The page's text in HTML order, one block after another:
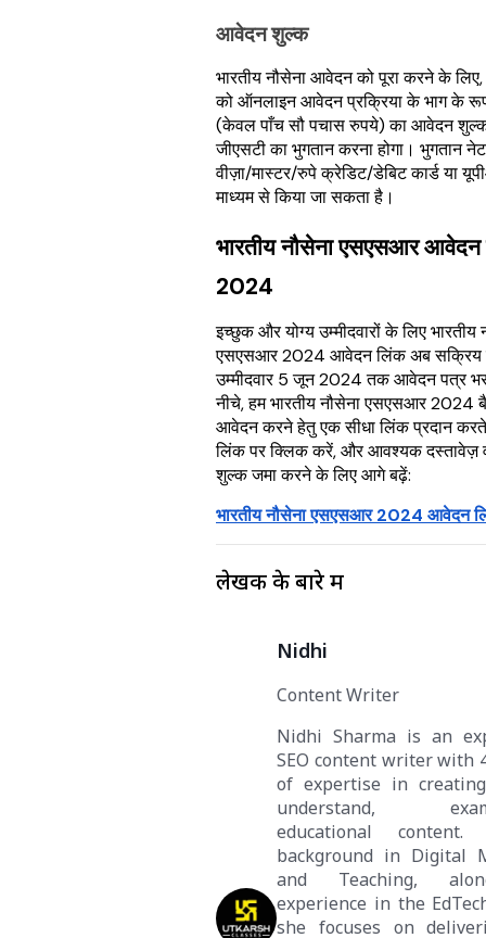
आवेदन शुल्क
भारतीय नौसेना आवेदन को पूरा करने के लिए,
को ऑनलाइन आवेदन प्रक्रिया के भाग के
(केवल पाँच सौ पचास रुपये) का आवेदन
जीएसटी का भुगतान करना होगा। भुगतान
वीज़ा/मास्टर/रुपे क्रेडिट/डेबिट कार्ड या
माध्यम से किया जा सकता है।
भारतीय नौसेना एसएसआर
2024
इच्छुक और योग्य उम्मीदवारों के लिए भारतीय
एसएसआर 2024 आवेदन लिंक अब सक्रिय
उम्मीदवार 5 जून 2024 तक आवेदन पत्र
नीचे, हम भारतीय नौसेना एसएसआर 2024
आवेदन करने हेतु एक सीधा लिंक प्रदान
लिंक पर क्लिक करें, और आवश्यक दस्तावेज़
शुल्क जमा करने के लिए आगे बढ़ें:
भारतीय नौसेना एसएसआर 2024 आवेदन
लेखक के बारे में
Nidhi
Content Writer
Nidhi Sharma is an
SEO content writer with
of expertise in
understand, exam-
educational
background in Digital
and Teaching,
experience in the
she focuses on